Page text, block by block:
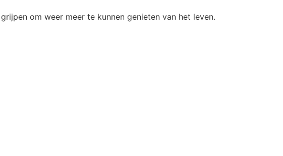
om weer meer te kunnen genieten van het leven.